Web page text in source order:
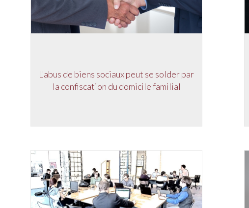
L'abus de biens sociaux peut se solder par
la confiscation du domicile familial